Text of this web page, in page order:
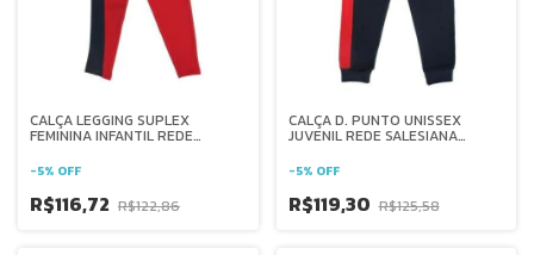
CALÇA LEGGING SUPLEX
FEMININA INFANTIL REDE
-5% OFF
R$116,72 R$122,86
CALÇA D. PUNTO UNISSEX
JUVENIL REDE SALESIANA
-5% OFF
R$119,30 R$125,58